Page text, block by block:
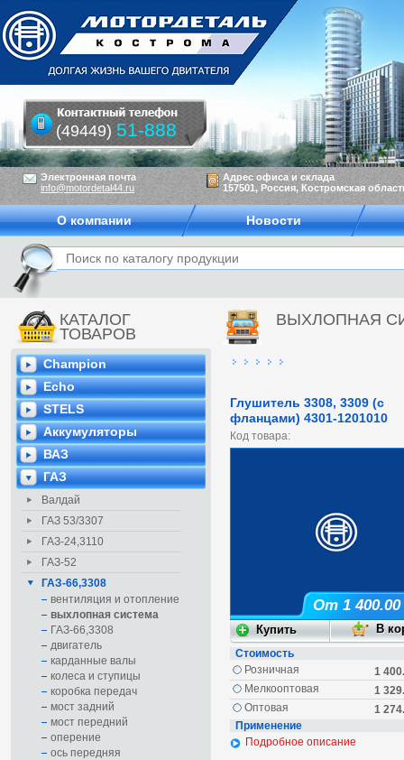
КАТАЛОГ
ТОВАРОВ
Champion
Echo
STELS
Аккумуляторы
ВАЗ
ГАЗ
Валдай
ГАЗ 53/3307
ГАЗ-24,3110
ГАЗ-52
ГАЗ-66,3308
вентиляция и отопление
выхлопная система
ГАЗ-66,3308
двигатель
карданные валы
колеса и ступицы
коробка передач
мост задний
мост передний
оперение
ось передняя
ВЫХЛОПНАЯ
Глушитель 3308, 3309 (с
фланцами) 4301-1201010
Код товара:
От 1 400.00
Стоимость
1
Розничная
1
Мелкооптовая
1
Оптовая
Применение
Подробное описание
Электронная почта
info@motordetal44.ru
Адрес офиса и склада
157501, Россия, Костромская
(49449) 51-888
О компании Новости